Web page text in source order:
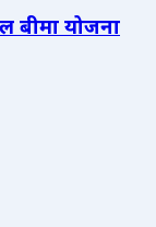
बीमा योजना